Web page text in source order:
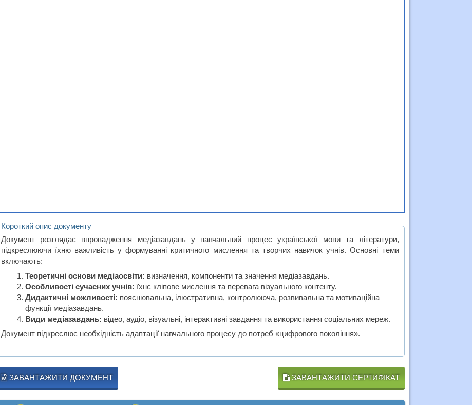
Короткий опис документу
Документ розглядає впровадження медіазавдань у навчальний процес української мови та літератури,
підкреслюючи їхню важливість у формуванні критичного мислення та творчих навичок учнів. Основні теми
включають:
Теоретичні основи медіаосвіти: визначення, компоненти та значення медіазавдань.
Особливості сучасних учнів: їхнє кліпове мислення та перевага візуального контенту.
Дидактичні можливості: пояснювальна, ілюстративна, контролююча, розвивальна та мотиваційна
функції медіазавдань.
Види медіазавдань: відео, аудіо, візуальні, інтерактивні завдання та використання соціальних мереж.
Документ підкреслює необхідність адаптації навчального процесу до потреб «цифрового покоління».
ЗАВАНТАЖИТИ ДОКУМЕНТ ЗАВАНТАЖИТИ СЕРТИФІКАТ